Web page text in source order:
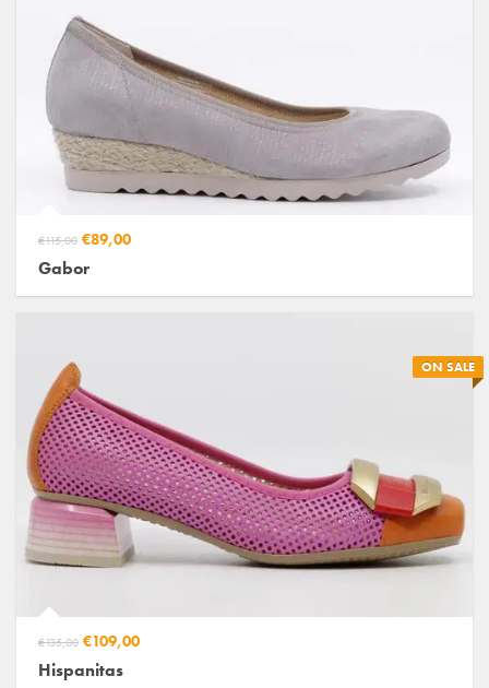
€115,00 €89,00
Gabor
ON SALE
€135,00 €109,00
Hispanitas